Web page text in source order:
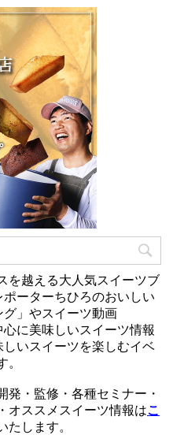
を越える大人気スイーツブ
ポーターちひろのおいしい
グ」やスイーツ動画
心に美味しいスイーツ情報
しいスイーツを楽しむイベ
。
発・監修・各種セミナー・
オススメスイーツ情報はこ
たします。